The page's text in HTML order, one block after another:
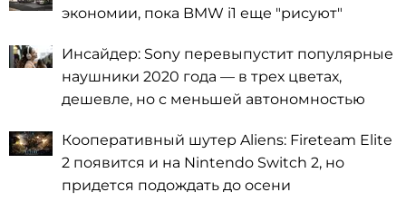
экономии, пока BMW i1 еще "рисуют"
Инсайдер: Sony перевыпустит популярные
наушники 2020 года — в трех цветах,
дешевле, но с меньшей автономностью
Кооперативный шутер Aliens: Fireteam Elite
2 появится и на Nintendo Switch 2, но
придется подождать до осени